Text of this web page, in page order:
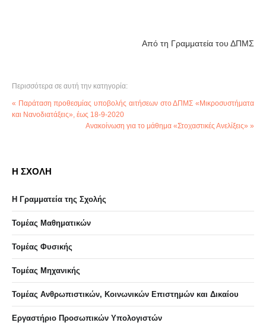
Από τη Γραμματεία του ΔΠΜΣ
Περισσότερα σε αυτή την κατηγορία:
« Παράταση προθεσμίας υποβολής αιτήσεων στο ΔΠΜΣ «Μικροσυστήματα
και Νανοδιατάξεις», έως 18-9-2020
Ανακοίνωση για το μάθημα «Στοχαστικές Ανελίξεις» »
Η ΣΧΟΛΗ
Η Γραμματεία της Σχολής
Τομέας Μαθηματικών
Τομέας Φυσικής
Τομέας Μηχανικής
Τομέας Ανθρωπιστικών, Κοινωνικών Επιστημών και Δικαίου
Eργαστήριo Προσωπικών Υπολογιστών